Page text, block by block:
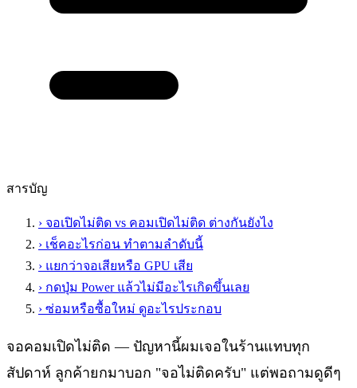
สารบัญ
› จอเปิดไม่ติด vs คอมเปิดไม่ติด ต่างกันยังไง
› เช็คอะไรก่อน ทำตามลำดับนี้
› แยกว่าจอเสียหรือ GPU เสีย
› กดปุ่ม Power แล้วไม่มีอะไรเกิดขึ้นเลย
› ซ่อมหรือซื้อใหม่ ดูอะไรประกอบ
จอคอมเปิดไม่ติด — ปัญหานี้ผมเจอในร้านแทบทุก
สัปดาห์ ลูกค้ายกมาบอก "จอไม่ติดครับ" แต่พอถามดูดีๆ